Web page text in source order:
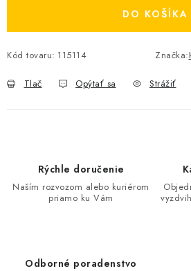
DO KOŠÍKA
Kód tovaru: 115114 Značka:
Tlač Opýtať sa Strážiť
Rýchle doručenie
Naším rozvozom alebo kuriérom
priamo ku Vám
Odborné poradenstvo